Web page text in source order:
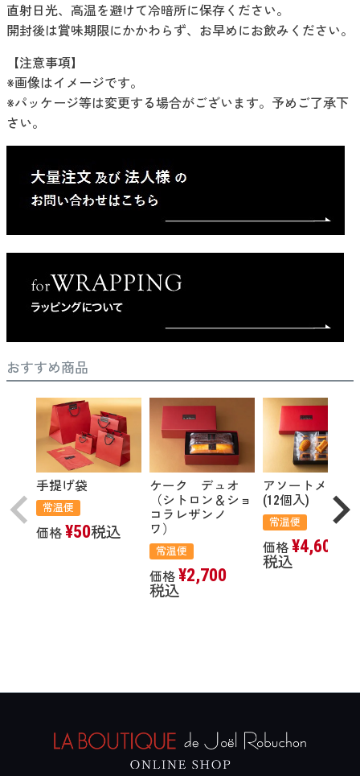
直射日光、高温を避けて冷暗所に保存ください。
開封後は賞味期限にかかわらず、お早めにお飲みください。
【注意事項】
※画像はイメージです。
※パッケージ等は変更する場合がございます。予めご了承下
さい。
おすすめ商品
手提げ袋
常温便
価格 ¥50税込
ケーク デュオ
（シトロン＆ショ
コラレザンノ
ワ）
常温便
価格 ¥2,700
税込
アソートメント
(12個入)
常温便
価格 ¥4,600
税込